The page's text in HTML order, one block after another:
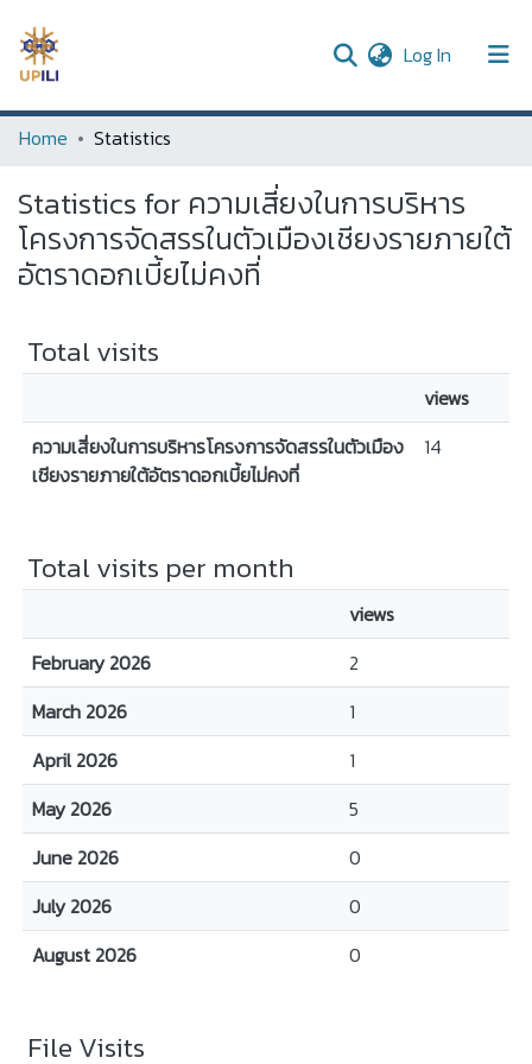
Log In (current)
UPDC
All of DSpace
Home Statistics
Statistics for ความเสี่ยงในการบริหาร
โครงการจัดสรรในตัวเมืองเชียงรายภายใต้
อัตราดอกเบี้ยไม่คงที่
Total visits
views
ความเสี่ยงในการบริหารโครงการจัดสรรในตัวเมือง
เชียงรายภายใต้อัตราดอกเบี้ยไม่คงที่
14
Total visits per month
views
February 2026
2
March 2026
1
April 2026
1
May 2026
5
June 2026
0
July 2026
0
August 2026
0
File Visits